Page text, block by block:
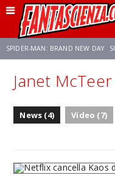
SPIDER-MAN: BRAND NEW DAY
FRANCO RICCIARDIELLO
Janet McTeer
News (4) Video (7)